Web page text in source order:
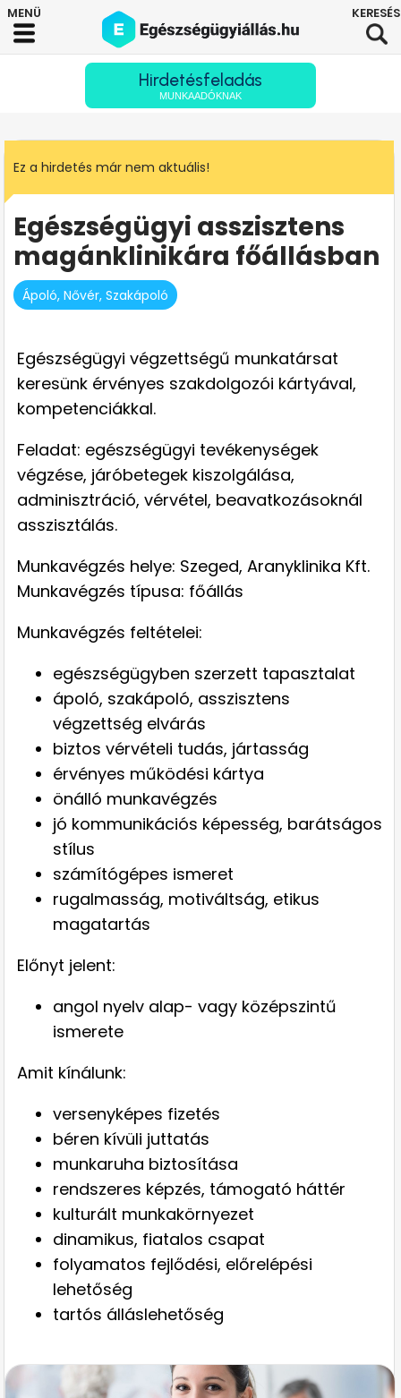
Hirdetésfeladás
MUNKAADÓKNAK
Ez a hirdetés már nem aktuális!
Egészségügyi asszisztens
magánklinikára főállásban
Ápoló, Nővér, Szakápoló
Egészségügyi végzettségű munkatársat
keresünk érvényes szakdolgozói kártyával,
kompetenciákkal.
Feladat: egészségügyi tevékenységek
végzése, járóbetegek kiszolgálása,
adminisztráció, vérvétel, beavatkozásoknál
asszisztálás.
Munkavégzés helye: Szeged, Aranyklinika Kft.
Munkavégzés típusa: főállás
Munkavégzés feltételei:
egészségügyben szerzett tapasztalat
ápoló, szakápoló, asszisztens
végzettség elvárás
biztos vérvételi tudás, jártasság
érvényes működési kártya
önálló munkavégzés
jó kommunikációs képesség, barátságos
stílus
számítógépes ismeret
rugalmasság, motiváltság, etikus
magatartás
Előnyt jelent:
angol nyelv alap- vagy középszintű
ismerete
Amit kínálunk:
versenyképes fizetés
béren kívüli juttatás
munkaruha biztosítása
rendszeres képzés, támogató háttér
kulturált munkakörnyezet
dinamikus, fiatalos csapat
folyamatos fejlődési, előrelépési
lehetőség
tartós álláslehetőség